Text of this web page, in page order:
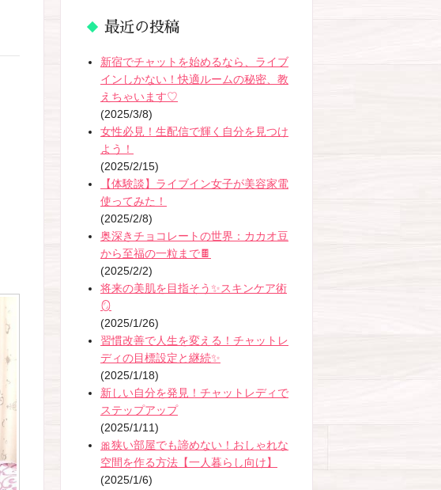
最近の投稿
新宿でチャットを始めるなら、ライブ
インしかない！快適ルームの秘密、教
えちゃいます♡
(2025/3/8)
女性必見！生配信で輝く自分を見つけ
よう！
(2025/2/15)
【体験談】ライブイン女子が美容家電
使ってみた！
(2025/2/8)
奥深きチョコレートの世界：カカオ豆
から至福の一粒まで🍫
(2025/2/2)
将来の美肌を目指そう✨スキンケア術
🪞
(2025/1/26)
習慣改善で人生を変える！チャットレ
ディの目標設定と継続✨
(2025/1/18)
新しい自分を発見！チャットレディで
ステップアップ
(2025/1/11)
🎀狭い部屋でも諦めない！おしゃれな
空間を作る方法【一人暮らし向け】
(2025/1/6)